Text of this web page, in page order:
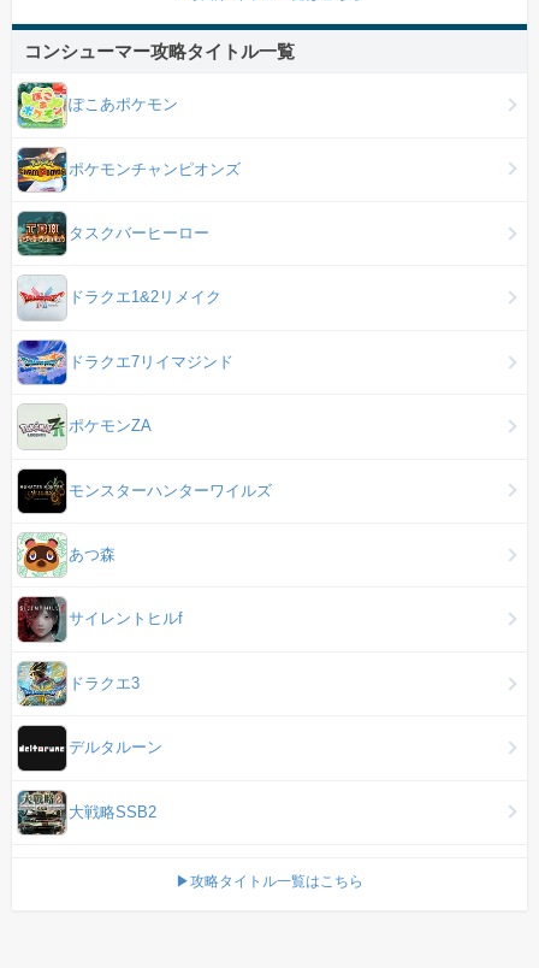
コンシューマー攻略タイトル一覧
ぽこあポケモン
ポケモンチャンピオンズ
タスクバーヒーロー
ドラクエ1&2リメイク
ドラクエ7リイマジンド
ポケモンZA
モンスターハンターワイルズ
あつ森
サイレントヒルf
ドラクエ3
デルタルーン
大戦略SSB2
▶攻略タイトル一覧はこちら